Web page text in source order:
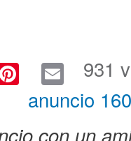
nt
er
E
m
ail
931
anuncio
con un